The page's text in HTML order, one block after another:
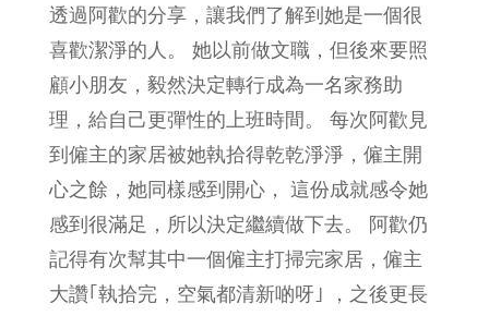
透過阿歡的分享，讓我們了解到她是一個很
喜歡潔淨的人。 她以前做文職，但後來要照
顧小朋友，毅然決定轉行成為一名家務助
理，給自己更彈性的上班時間。 每次阿歡見
到僱主的家居被她執拾得乾乾淨淨，僱主開
心之餘，她同樣感到開心， 這份成就感令她
感到很滿足，所以決定繼續做下去。 阿歡仍
記得有次幫其中一個僱主打掃完家居，僱主
大讚｢執拾完，空氣都清新啲呀｣ ，之後更長